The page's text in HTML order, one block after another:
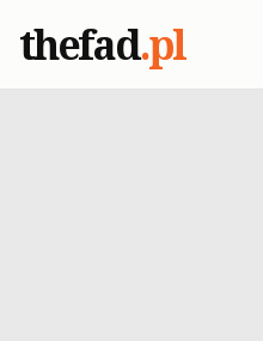
thefad.pl